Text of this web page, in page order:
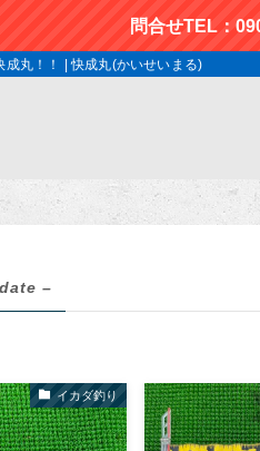
問合せTEL：
丸！！ | 快成丸(かいせいまる)
–
イカダ釣り